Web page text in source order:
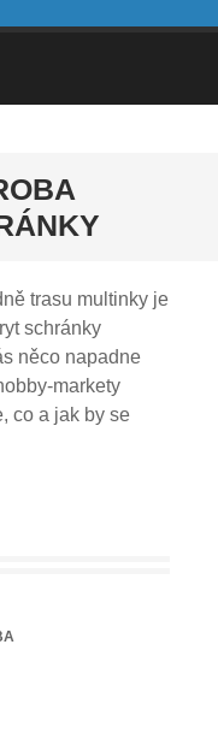
trasu multinky je
schránky
něco napadne
markety
co a jak by se